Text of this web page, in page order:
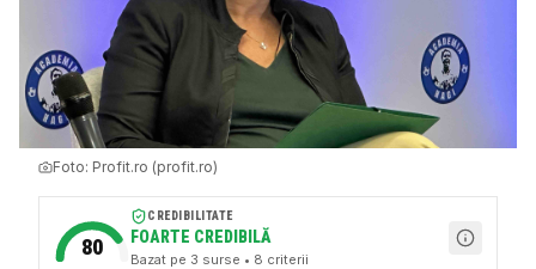
Foto: Profit.ro (profit.ro)
80
CREDIBILITATE
FOARTE CREDIBILĂ
Bazat pe 3 surse • 8 criterii